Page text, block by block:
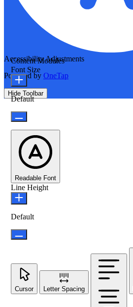
Accessibility Adjustments
Powered by OneTap
Hide Toolbar
Content Modules
Font Size
Default
Readable Font
Line Height
Default
Cursor Letter Spacing